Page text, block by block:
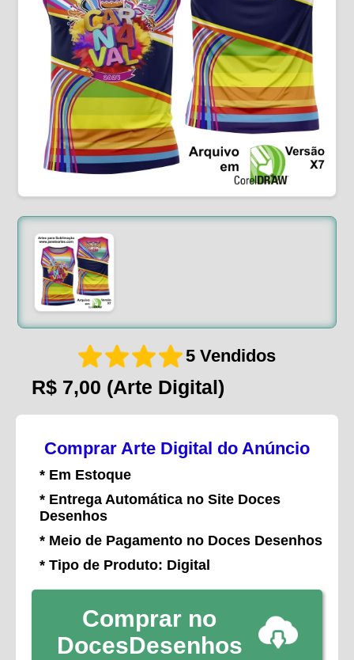
5 Vendidos
R$ 7,00 (Arte Digital)
Comprar Arte Digital do Anúncio
* Em Estoque
* Entrega Automática no Site Doces
Desenhos
* Meio de Pagamento no Doces Desenhos
* Tipo de Produto: Digital
Comprar no
DocesDesenhos